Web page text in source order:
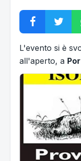
Vacanze all'Isola
L'evento si è
all'aperto, a